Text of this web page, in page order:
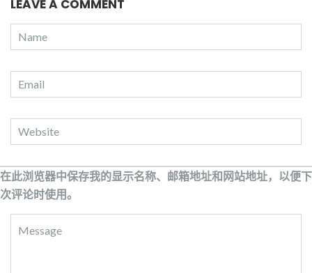
LEAVE A COMMENT
在此浏览器中保存我的显示名称、邮箱地址和网站地址，以便下
次评论时使用。